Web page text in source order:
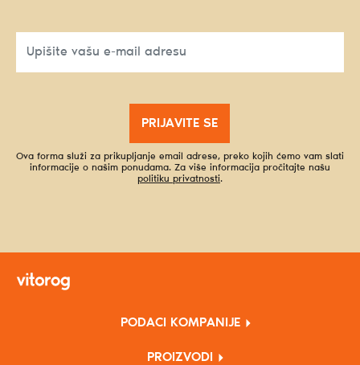
PRIJAVITE SE
Ova forma služi za prikupljanje email adrese, preko kojih ćemo vam slati
informacije o našim ponudama. Za više informacija pročitajte našu
politiku privatnosti.
PODACI KOMPANIJE
PROIZVODI